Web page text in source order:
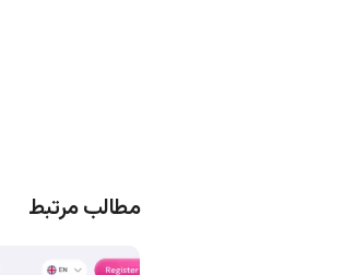
مطالب مرتبط